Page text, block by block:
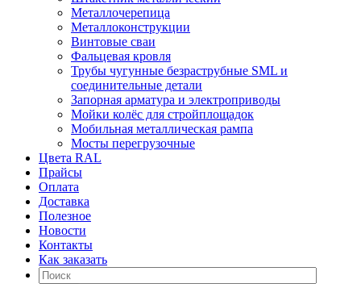
Металлочерепица
Металлоконструкции
Винтовые сваи
Фальцевая кровля
Трубы чугунные безраструбные SML и
соединительные детали
Запорная арматура и электроприводы
Мойки колёс для стройплощадок
Мобильная металлическая рампа
Мосты перегрузочные
Цвета RAL
Прайсы
Оплата
Доставка
Полезное
Новости
Контакты
Как заказать